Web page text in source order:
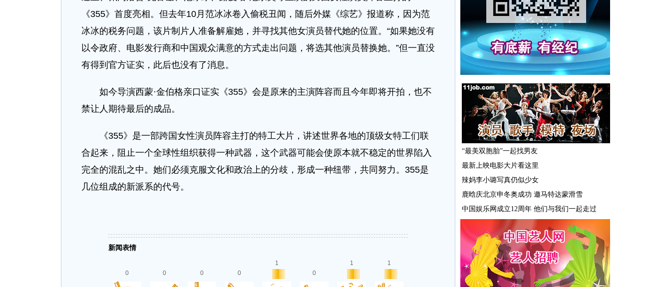
《355》首度亮相。但去年10月范冰冰卷入偷税丑闻，随后外媒《综艺》报道称，因为范
冰冰的税务问题，该片制片人准备解雇她，并寻找其他女演员替代她的位置。“如果她没有
以令政府、电影发行商和中国观众满意的方式走出问题，将选其他演员替换她。”但一直没
有得到官方证实，此后也没有了消息。
如今导演西蒙·金伯格亲口证实《355》会是原来的主演阵容而且今年即将开拍，也不
禁让人期待最后的成品。
《355》是一部跨国女性演员阵容主打的特工大片，讲述世界各地的顶级女特工们联
合起来，阻止一个全球性组织获得一种武器，这个武器可能会使原本就不稳定的世界陷入
完全的混乱之中。她们必须克服文化和政治上的分歧，形成一种纽带，共同努力。355是
几位组成的新派系的代号。
新闻表情
0 0 0 0
1
0
1 1